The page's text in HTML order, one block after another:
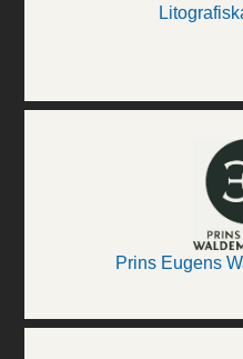
Prins Eugens